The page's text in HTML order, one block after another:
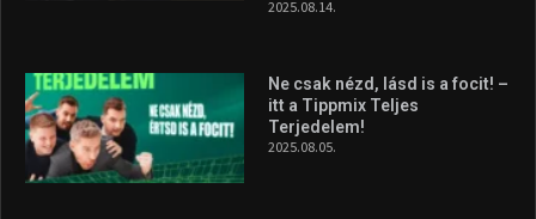
2025.08.14.
Ne csak nézd, lásd is a focit! –
itt a Tippmix Teljes
Terjedelem!
2025.08.05.